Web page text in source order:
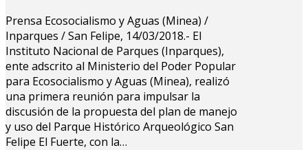
Prensa Ecosocialismo y Aguas (Minea) /
Inparques / San Felipe, 14/03/2018.- El
Instituto Nacional de Parques (Inparques),
ente adscrito al Ministerio del Poder Popular
para Ecosocialismo y Aguas (Minea), realizó
una primera reunión para impulsar la
discusión de la propuesta del plan de manejo
y uso del Parque Histórico Arqueológico San
Felipe El Fuerte, con la…